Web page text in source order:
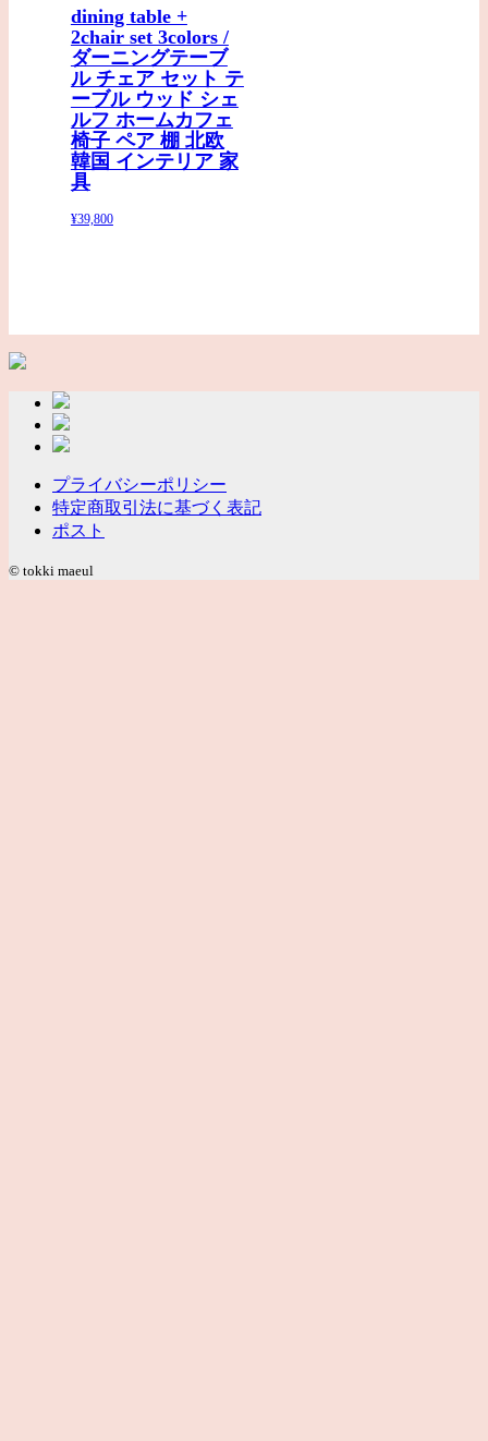
dining table +
2chair set 3colors /
ダーニングテーブ
ル チェア セット テ
ーブル ウッド シェ
ルフ ホームカフェ
椅子 ペア 棚 北欧
韓国 インテリア 家
具
¥39,800
プライバシーポリシー
特定商取引法に基づく表記
ポスト
© tokki maeul